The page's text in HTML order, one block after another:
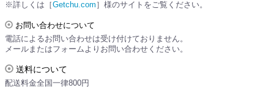
※詳しくは［Getchu.com ］様のサイトをご覧ください。
お問い合わせについて
電話によるお問い合わせは受け付けておりません。
メールまたはフォームよりお問い合わせください。
送料について
配送料金全国一律800円